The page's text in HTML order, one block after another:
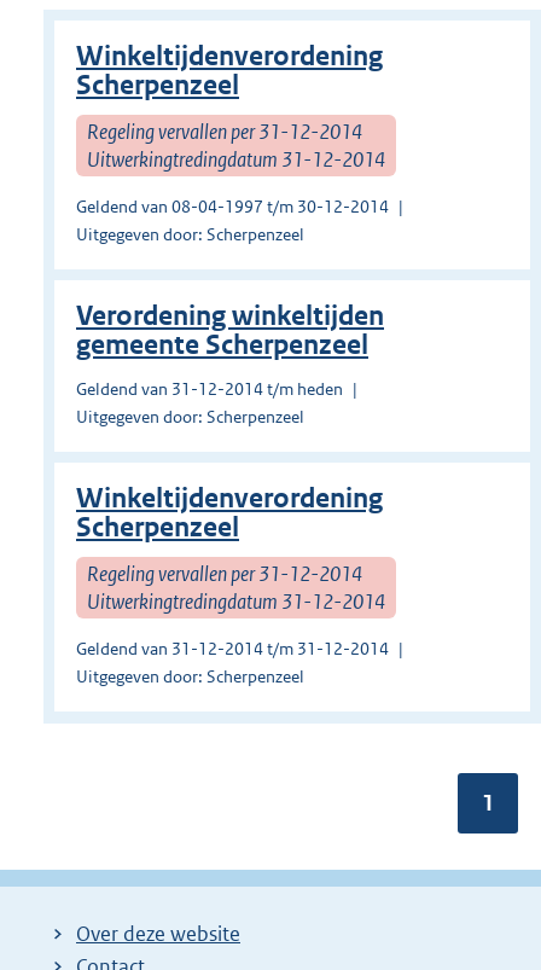
Winkeltijdenverordening
Scherpenzeel
Regeling vervallen per 31-12-2014
Uitwerkingtredingdatum 31-12-2014
Geldend van 08-04-1997 t/m 30-12-2014
Uitgegeven door: Scherpenzeel
Verordening winkeltijden
gemeente Scherpenzeel
Geldend van 31-12-2014 t/m heden
Uitgegeven door: Scherpenzeel
Winkeltijdenverordening
Scherpenzeel
Regeling vervallen per 31-12-2014
Uitwerkingtredingdatum 31-12-2014
Geldend van 31-12-2014 t/m 31-12-2014
Uitgegeven door: Scherpenzeel
1
Over deze website